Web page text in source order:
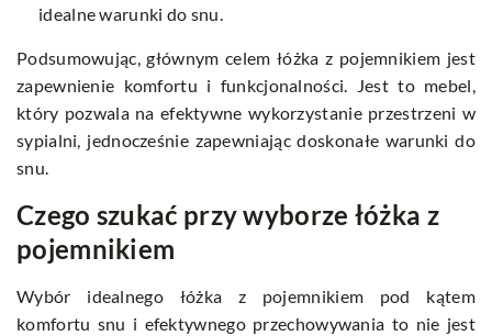
idealne warunki do snu.
Podsumowując, głównym celem łóżka z pojemnikiem jest
zapewnienie komfortu i funkcjonalności. Jest to mebel,
który pozwala na efektywne wykorzystanie przestrzeni w
sypialni, jednocześnie zapewniając doskonałe warunki do
snu.
Czego szukać przy wyborze łóżka z
pojemnikiem
Wybór idealnego łóżka z pojemnikiem pod kątem
komfortu snu i efektywnego przechowywania to nie jest